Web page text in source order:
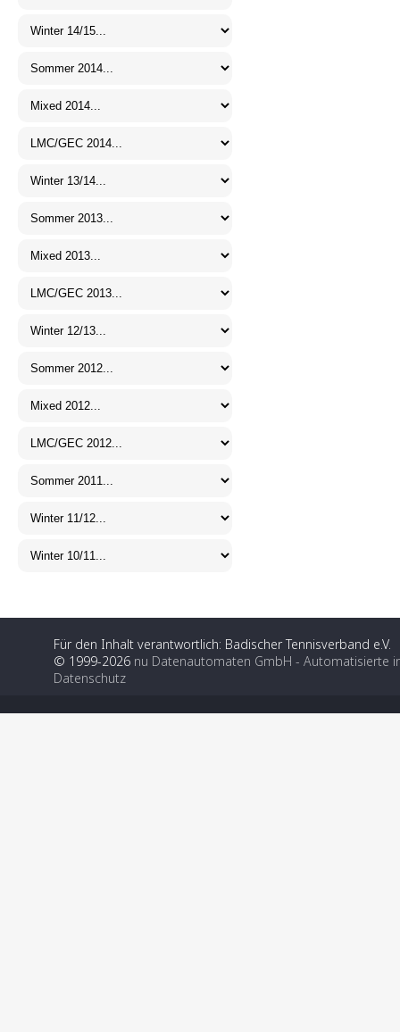
Für den Inhalt verantwortlich: Badischer Tennisverband e.V.
© 1999-2026 nu Datenautomaten GmbH - Automatisierte
Datenschutz